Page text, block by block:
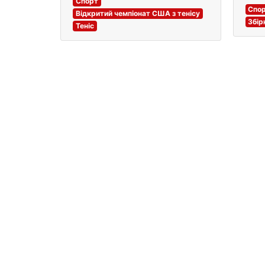
Відкритий чемпіонат США з тенісу
Теніс